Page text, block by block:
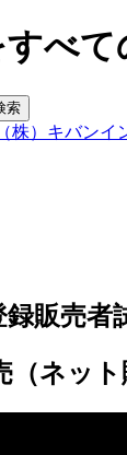
べ
株）キバンイ
録販売
（ネッ